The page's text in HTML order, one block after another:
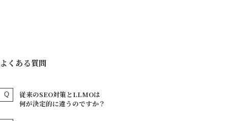
よくある質問
従来のSEO対策とLLMOは
何が決定的に違うのですか？